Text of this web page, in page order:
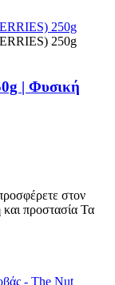
| Φυσική
στον
προστασία Τα